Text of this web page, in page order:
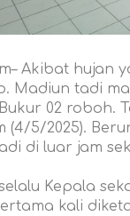
Akibat hujan
Madiun tadi
02 roboh.
(4/5/2025).
di luar jam
Kepala
kali